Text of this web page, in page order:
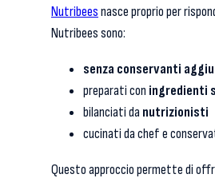
Nutribeesnasce proprio per
Nutribees sono:
senza conservanti
preparati con ingredienti
bilanciati da nutrizionisti
cucinati da chef e
Questo approccio permette di